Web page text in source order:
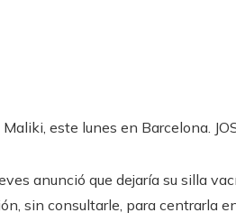
este lunes en Barcelona.
anunció que dejaría su silla
sin consultarle, para centrarla